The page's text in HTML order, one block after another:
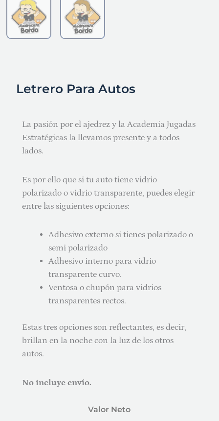
Letrero Para Autos
La pasión por el ajedrez y la Academia Jugadas
Estratégicas la llevamos presente y a todos
lados.
Es por ello que si tu auto tiene vidrio
polarizado o vidrio transparente, puedes elegir
entre las siguientes opciones:
Adhesivo externo si tienes polarizado o
semi polarizado
Adhesivo interno para vidrio
transparente curvo.
Ventosa o chupón para vidrios
transparentes rectos.
Estas tres opciones son reflectantes, es decir,
brillan en la noche con la luz de los otros
autos.
No incluye envío.
Valor Neto